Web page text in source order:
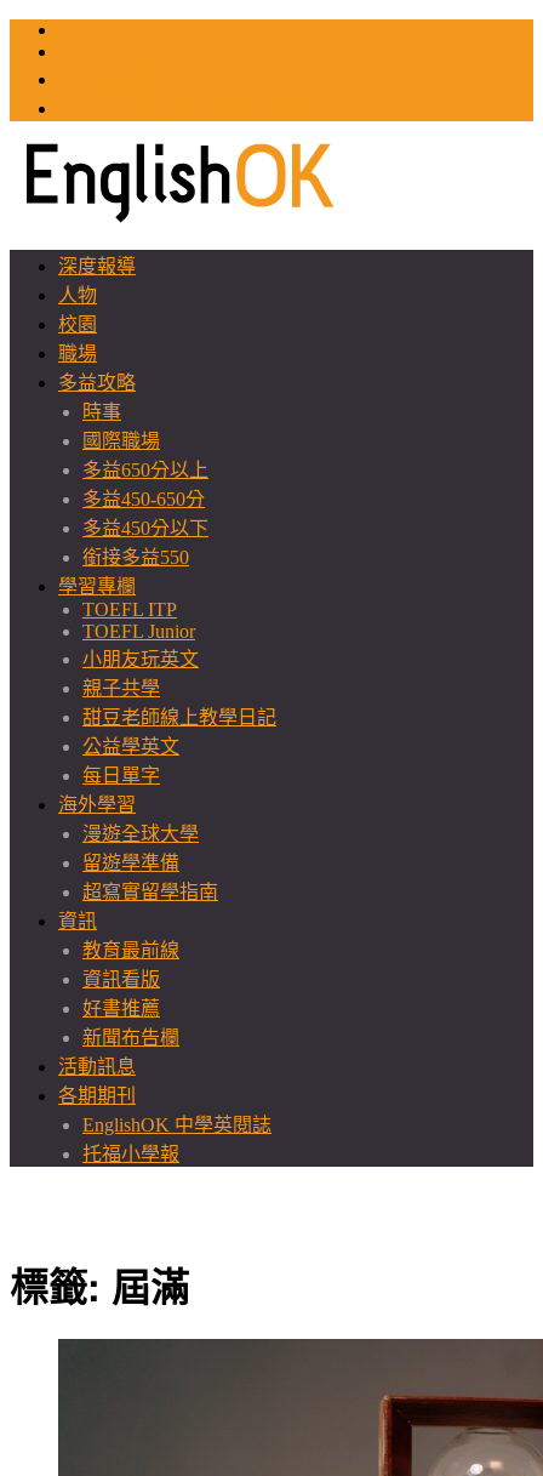
深度報導
人物
校園
職場
多益攻略
時事
國際職場
多益650分以上
多益450-650分
多益450分以下
銜接多益550
學習專欄
TOEFL ITP
TOEFL Junior
小朋友玩英文
親子共學
甜豆老師線上教學日記
公益學英文
每日單字
海外學習
漫遊全球大學
留遊學準備
超寫實留學指南
資訊
教育最前線
資訊看版
好書推薦
新聞布告欄
活動訊息
各期期刊
EnglishOK 中學英閱誌
托福小學報
標籤: 屆滿